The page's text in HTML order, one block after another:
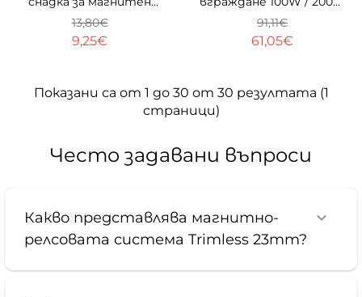
профил Magnet Line
23mm
9,25€
13,80€
за магнитен профил
TRIMLESS/ОМ 23 mm
61,05€
91,11€
Показани са от 1 до 30 от 30 резултата (1
страници)
Често задавани въпроси
Какво представлява магнитно-
релсовата система Trimless 23mm?